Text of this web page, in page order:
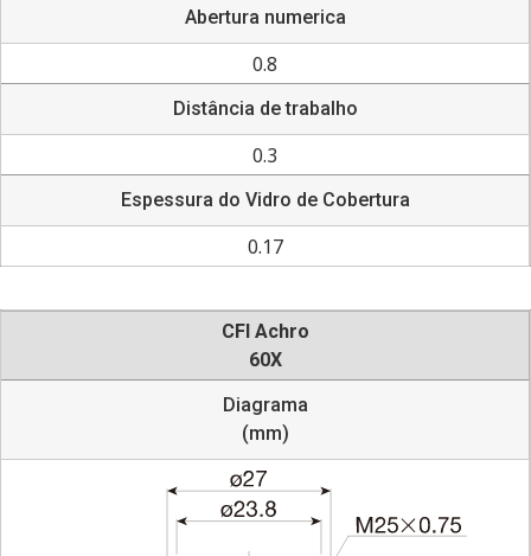
Abertura numerica
0.8
Distância de trabalho
0.3
Espessura do Vidro de Cobertura
0.17
CFI Achro
60X
Diagrama
(mm)